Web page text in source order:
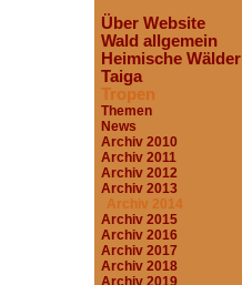
Über Website
Wald allgemein
Heimische Wälder
Taiga
Tropen
Themen
News
Archiv 2010
Archiv 2011
Archiv 2012
Archiv 2013
Archiv 2014
Archiv 2015
Archiv 2016
Archiv 2017
Archiv 2018
Archiv 2019